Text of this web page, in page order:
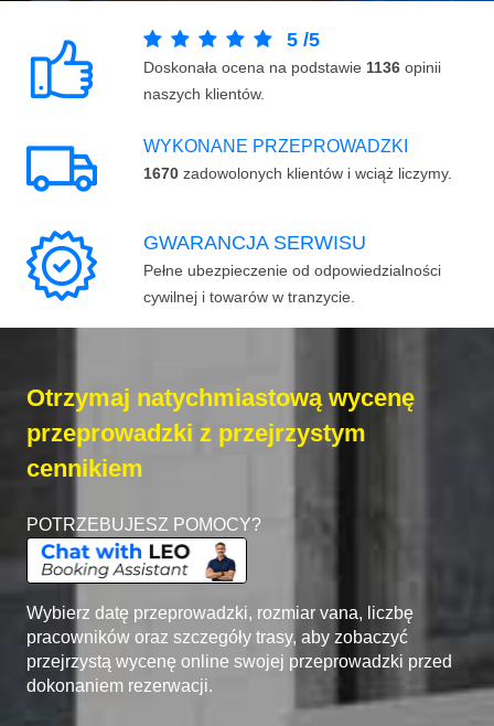
5 /5
Doskonała ocena na podstawie 1136 opinii
naszych klientów.
WYKONANE PRZEPROWADZKI
1670 zadowolonych klientów i wciąż liczymy.
GWARANCJA SERWISU
Pełne ubezpieczenie od odpowiedzialności
cywilnej i towarów w tranzycie.
Otrzymaj natychmiastową wycenę
przeprowadzki z przejrzystym
cennikiem
POTRZEBUJESZ POMOCY?
Wybierz datę przeprowadzki, rozmiar vana, liczbę
pracowników oraz szczegóły trasy, aby zobaczyć
przejrzystą wycenę online swojej przeprowadzki przed
dokonaniem rezerwacji.